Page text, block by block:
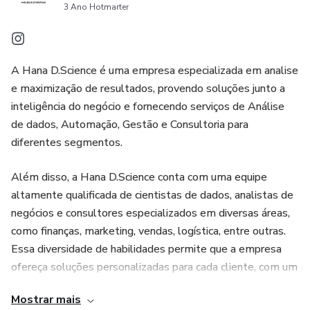
conhecimento e inspiração para você aproveitar ao máximo
o Power BI e transformar seus dados em insights
Boa leitura e sucesso em sua jornada no mundo da análise
de dados!
Hana Farias.
3 Ano Hotmarter
A Hana D.Science é uma empresa especializada em analise
e maximização de resultados, provendo soluções junto a
inteligência do negócio e fornecendo serviços de Análise
de dados, Automação, Gestão e Consultoria para
diferentes segmentos.
Além disso, a Hana D.Science conta com uma equipe
altamente qualificada de cientistas de dados, analistas de
negócios e consultores especializados em diversas áreas,
como finanças, marketing, vendas, logística, entre outras.
Essa diversidade de habilidades permite que a empresa
ofereça soluções personalizadas para cada cliente, com um
Mostrar mais